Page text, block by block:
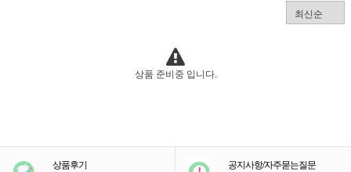
상품 준비중 입니다.
상품후기 공지사항/자주묻는질문